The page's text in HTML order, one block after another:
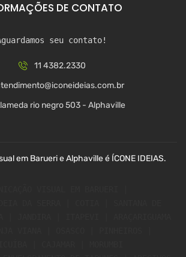
DE CONTATO
seu contato!
11 4382.2330
rio negro 503 - Alphaville
em Barueri e Alphaville é ÍCONE IDEIAS.